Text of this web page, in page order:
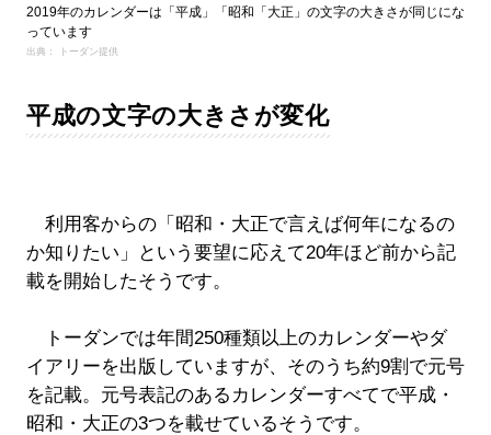
2019年のカレンダーは「平成」「昭和「大正」の文字の大きさが同じにな
っています
出典： トーダン提供
平成の文字の大きさが変化
利用客からの「昭和・大正で言えば何年になるの
か知りたい」という要望に応えて20年ほど前から記
載を開始したそうです。
トーダンでは年間250種類以上のカレンダーやダ
イアリーを出版していますが、そのうち約9割で元号
を記載。元号表記のあるカレンダーすべてで平成・
昭和・大正の3つを載せているそうです。